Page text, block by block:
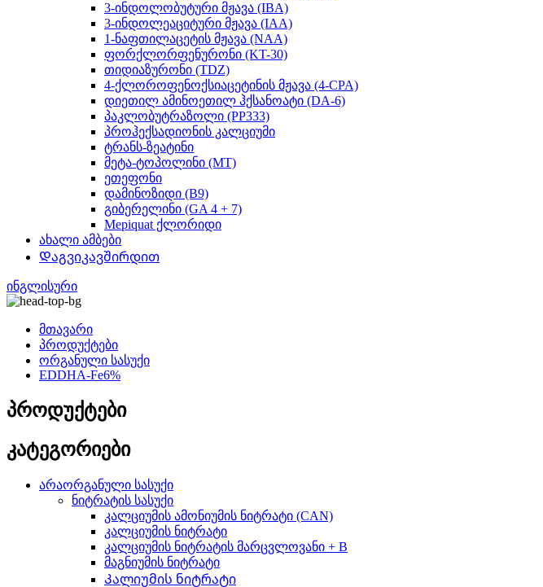
3-ინდოლობუტური მჟავა (IBA)
3-ინდოლეაციტური მჟავა (IAA)
1-ნაფთილაცეტის მჟავა (NAA)
ფორქლორფენურონი (KT-30)
თიდიაზურონი (TDZ)
4-ქლოროფენოქსიაცეტინის მჟავა (4-CPA)
დიეთილ ამინოეთილ ჰქსანოატი (DA-6)
პაკლობუტრაზოლი (PP333)
პროჰექსადიონის კალციუმი
ტრანს-ზეატინი
მეტა-ტოპოლინი (MT)
ეთეფონი
დამინოზიდი (B9)
გიბერელინი (GA 4 + 7)
Mepiquat ქლორიდი
ახალი ამბები
Დაგვიკავშირდით
ინგლისური
მთავარი
პროდუქტები
ორგანული სასუქი
EDDHA-Fe6%
პროდუქტები
კატეგორიები
არაორგანული სასუქი
ნიტრატის სასუქი
კალციუმის ამონიუმის ნიტრატი (CAN)
კალციუმის ნიტრატი
კალციუმის ნიტრატის მარცვლოვანი + B
მაგნიუმის ნიტრატი
Კალიუმის ნიტრატი